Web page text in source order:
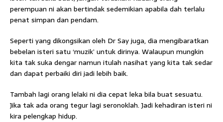
perempuan ni akan bertindak sedemikian apabila dah terlalu
penat simpan dan pendam.
Seperti yang dikongsikan oleh Dr Say juga, dia mengibaratkan
bebelan isteri satu ‘muzik’ untuk dirinya. Walaupun mungkin
kita tak suka dengar namun itulah nasihat yang kita tak sedar
dan dapat perbaiki diri jadi lebih baik.
Tambah lagi orang lelaki ni dia cepat leka bila buat sesuatu.
Jika tak ada orang tegur lagi seronoklah. Jadi kehadiran isteri ni
kira pelengkap hidup.